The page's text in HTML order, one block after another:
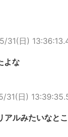
31(日)
よな
31(日)
ルみたいなと